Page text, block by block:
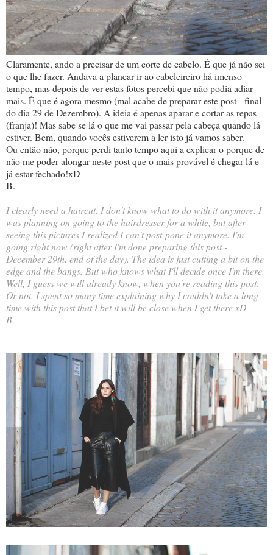
Claramente, ando a precisar de um corte de cabelo. É que já não sei
o que lhe fazer. Andava a planear ir ao cabeleireiro há imenso
tempo, mas depois de ver estas fotos percebi que não podia adiar
mais. É que é agora mesmo (mal acabe de preparar este post - final
do dia 29 de Dezembro). A ideia é apenas aparar e cortar as repas
(franja)! Mas sabe se lá o que me vai passar pela cabeça quando lá
estiver. Bem, quando vocês estiverem a ler isto já vamos saber.
Ou então não, porque perdi tanto tempo aqui a explicar o porque de
não me poder alongar neste post que o mais provável é chegar lá e
já estar fechado!xD
B.
I clearly need a haircut. I don't know what to do with it anymore. I
was planning on going to the hairdresser for a while, but after
seeing this pictures I realized I can't post-pone it anymore. I'm
going right now (right after I'm done preparing this post -
December 29th, end of the day). The idea is just cutting a bit on the
edge and the bangs. But who knows what I'll decide once I'm there.
Well, I guess we will already know, when you're reading this post.
Or not. I spent so many time explaining why I couldn't take a long
time with this post that I bet it will be close when I get there xD
B.